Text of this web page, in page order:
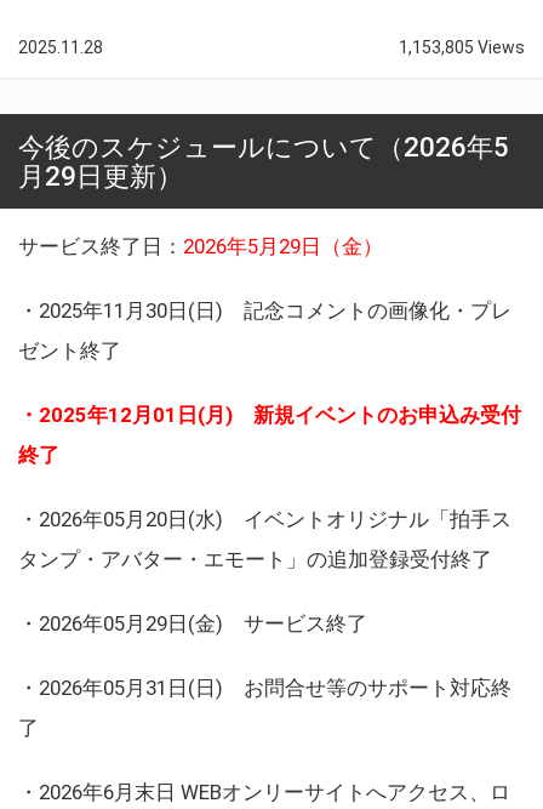
2025.11.28 1,153,805 Views
今後のスケジュールについて（2026年5
月29日更新）
サービス終了日： 2026年5月29日（金）
・2025年11月30日(日) 記念コメントの画像化・プレ
ゼント終了
・2025年12月01日(月) 新規イベントのお申込み受付
終了
・2026年05月20日(水) イベントオリジナル「拍手ス
タンプ・アバター・エモート」の追加登録受付終了
・2026年05月29日(金) サービス終了
・2026年05月31日(日) お問合せ等のサポート対応終
了
・2026年6月末日 WEBオンリーサイトへアクセス、ロ